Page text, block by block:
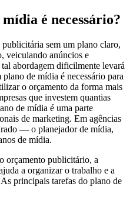
é necessário?
sem um plano claro,
veiculando anúncios e
abordagem dificilmente levará
de mídia é necessário para
o orçamento da forma mais
que investem quantias
de mídia é uma parte
de marketing. Em agências
— o planejador de mídia,
de mídia.
orçamento publicitário, a
a organizar o trabalho e a
principais tarefas do plano de